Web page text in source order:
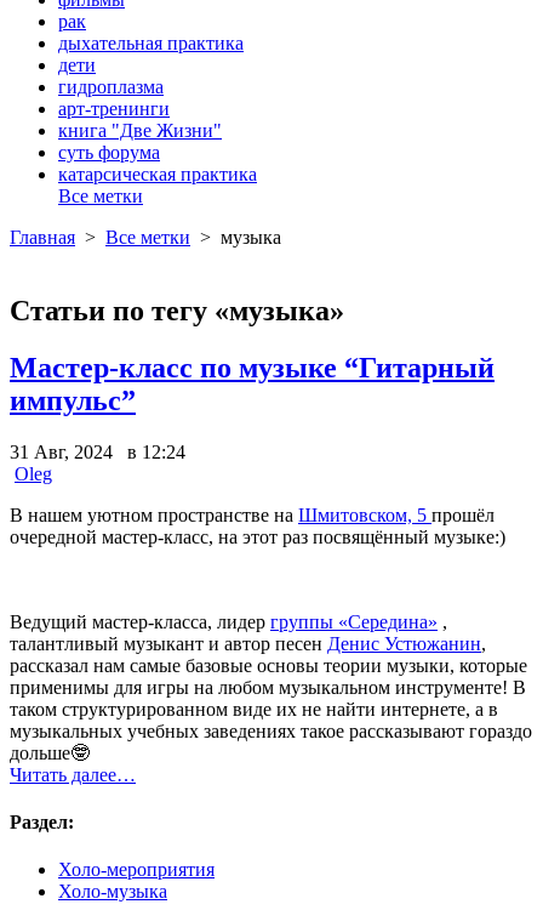
рак
дыхательная практика
дети
гидроплазма
арт-тренинги
книга "Две Жизни"
суть форума
катарсическая практика
Все метки
Главная > Все метки > музыка
Статьи по тегу «музыка»
Мастер-класс по музыке “Гитарный
импульс”
31 Авг, 2024 в 12:24
Oleg
В нашем уютном пространстве на Шмитовском, 5 прошёл
очередной мастер-класс, на этот раз посвящённый музыке:)
Ведущий мастер-класса, лидер группы «Середина» ,
талантливый музыкант и автор песен Денис Устюжанин,
рассказал нам самые базовые основы теории музыки, которые
применимы для игры на любом музыкальном инструменте! В
таком структурированном виде их не найти интернете, а в
музыкальных учебных заведениях такое рассказывают гораздо
дольше🤓
Читать далее…
Раздел:
Холо-мероприятия
Холо-музыка